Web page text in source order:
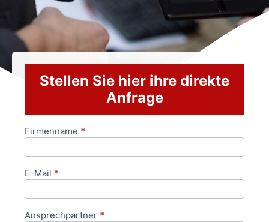
Stellen Sie hier ihre direkte
Anfrage
Anfrageformular
Firmenname *
E-Mail *
Ansprechpartner *